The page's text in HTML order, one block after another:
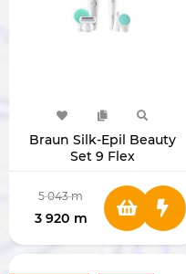
Braun Silk-Epil Beauty
Set 9 Flex
5 043 m
3 920 m